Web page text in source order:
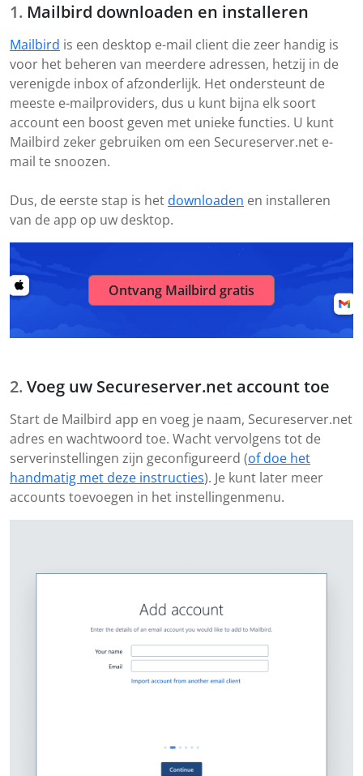
Mailbird downloaden en installeren
Mailbird is een desktop e-mail client die zeer handig is
voor het beheren van meerdere adressen, hetzij in de
verenigde inbox of afzonderlijk. Het ondersteunt de
meeste e-mailproviders, dus u kunt bijna elk soort
account een boost geven met unieke functies. U kunt
Mailbird zeker gebruiken om een Secureserver.net e-
mail te snoozen.
Dus, de eerste stap is het downloaden en installeren
van de app op uw desktop.
Ontvang Mailbird gratis
Voeg uw Secureserver.net account toe
Start de Mailbird app en voeg je naam, Secureserver.net
adres en wachtwoord toe. Wacht vervolgens tot de
serverinstellingen zijn geconfigureerd (of doe het
handmatig met deze instructies). Je kunt later meer
accounts toevoegen in het instellingenmenu.